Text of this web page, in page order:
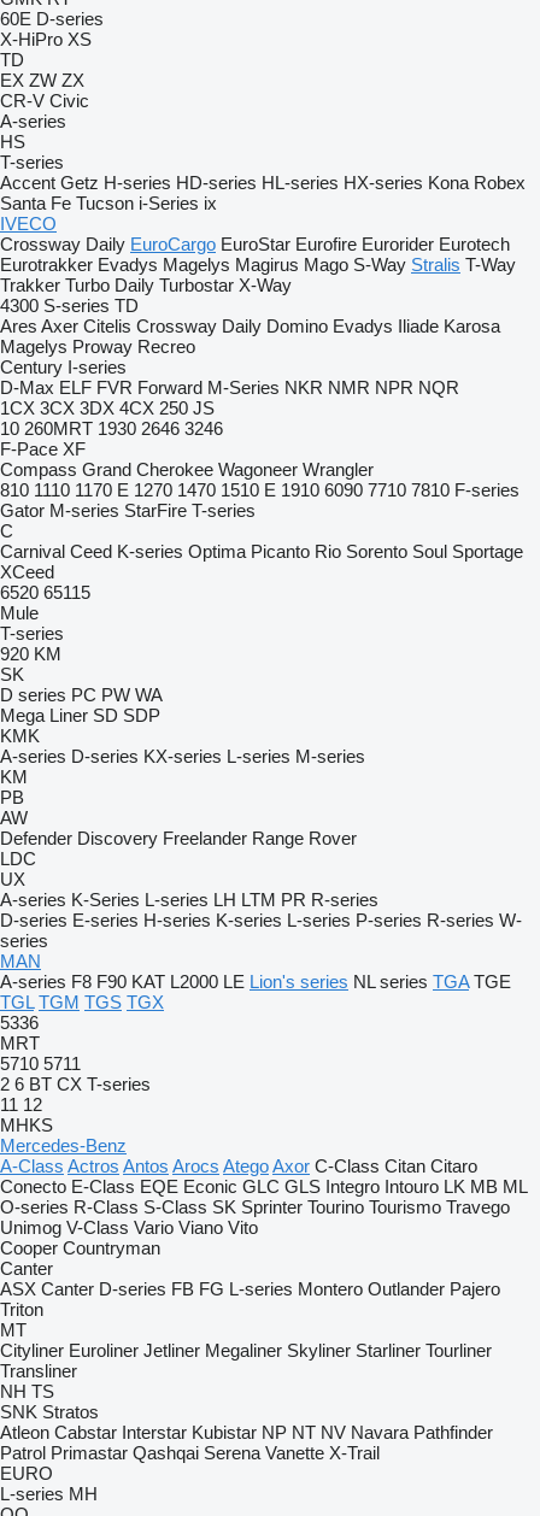
60E D-series
X-HiPro XS
TD
EX ZW ZX
CR-V Civic
A-series
HS
T-series
Accent Getz H-series HD-series HL-series HX-series Kona Robex
Santa Fe Tucson i-Series ix
IVECO
Crossway Daily EuroCargo EuroStar Eurofire Eurorider Eurotech
Eurotrakker Evadys Magelys Magirus Mago S-Way Stralis T-Way
Trakker Turbo Daily Turbostar X-Way
4300 S-series TD
Ares Axer Citelis Crossway Daily Domino Evadys Iliade Karosa
Magelys Proway Recreo
Century I-series
D-Max ELF FVR Forward M-Series NKR NMR NPR NQR
1CX 3CX 3DX 4CX 250 JS
10 260MRT 1930 2646 3246
F-Pace XF
Compass Grand Cherokee Wagoneer Wrangler
810 1110 1170 E 1270 1470 1510 E 1910 6090 7710 7810 F-series
Gator M-series StarFire T-series
C
Carnival Ceed K-series Optima Picanto Rio Sorento Soul Sportage
XCeed
6520 65115
Mule
T-series
920 KM
SK
D series PC PW WA
Mega Liner SD SDP
KMK
A-series D-series KX-series L-series M-series
KM
PB
AW
Defender Discovery Freelander Range Rover
LDC
UX
A-series K-Series L-series LH LTM PR R-series
D-series E-series H-series K-series L-series P-series R-series W-
series
MAN
A-series F8 F90 KAT L2000 LE Lion's series NL series TGA TGE
TGL TGM TGS TGX
5336
MRT
5710 5711
2 6 BT CX T-series
11 12
MHKS
Mercedes-Benz
A-Class Actros Antos Arocs AtegoAxor C-Class Citan Citaro
Conecto E-Class EQE Econic GLC GLS Integro Intouro LK MB ML
O-series R-Class S-Class SK Sprinter Tourino Tourismo Travego
Unimog V-Class Vario Viano Vito
Cooper Countryman
Canter
ASX Canter D-series FB FG L-series Montero Outlander Pajero
Triton
MT
Cityliner Euroliner Jetliner Megaliner Skyliner Starliner Tourliner
Transliner
NH TS
SNK Stratos
Atleon Cabstar Interstar Kubistar NP NT NV Navara Pathfinder
Patrol Primastar Qashqai Serena Vanette X-Trail
EURO
L-series MH